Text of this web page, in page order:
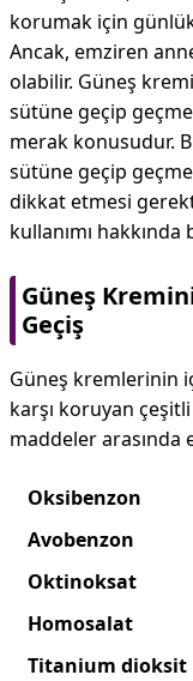
korumak için
Ancak, emziren
olabilir. Güneş
sütüne geçip
merak konusudur.
sütüne geçip
dikkat etmesi
kullanımı
Güneş
Geçiş
Güneş kremlerinin
karşı koruyan
maddeler arasında
Oksibenzon
Avobenzon
Oktinoksat
Homosalat
Titanium dioksit